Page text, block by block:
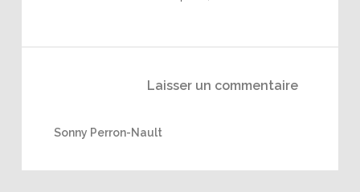
Laisser un commentaire
Sonny Perron-Nault